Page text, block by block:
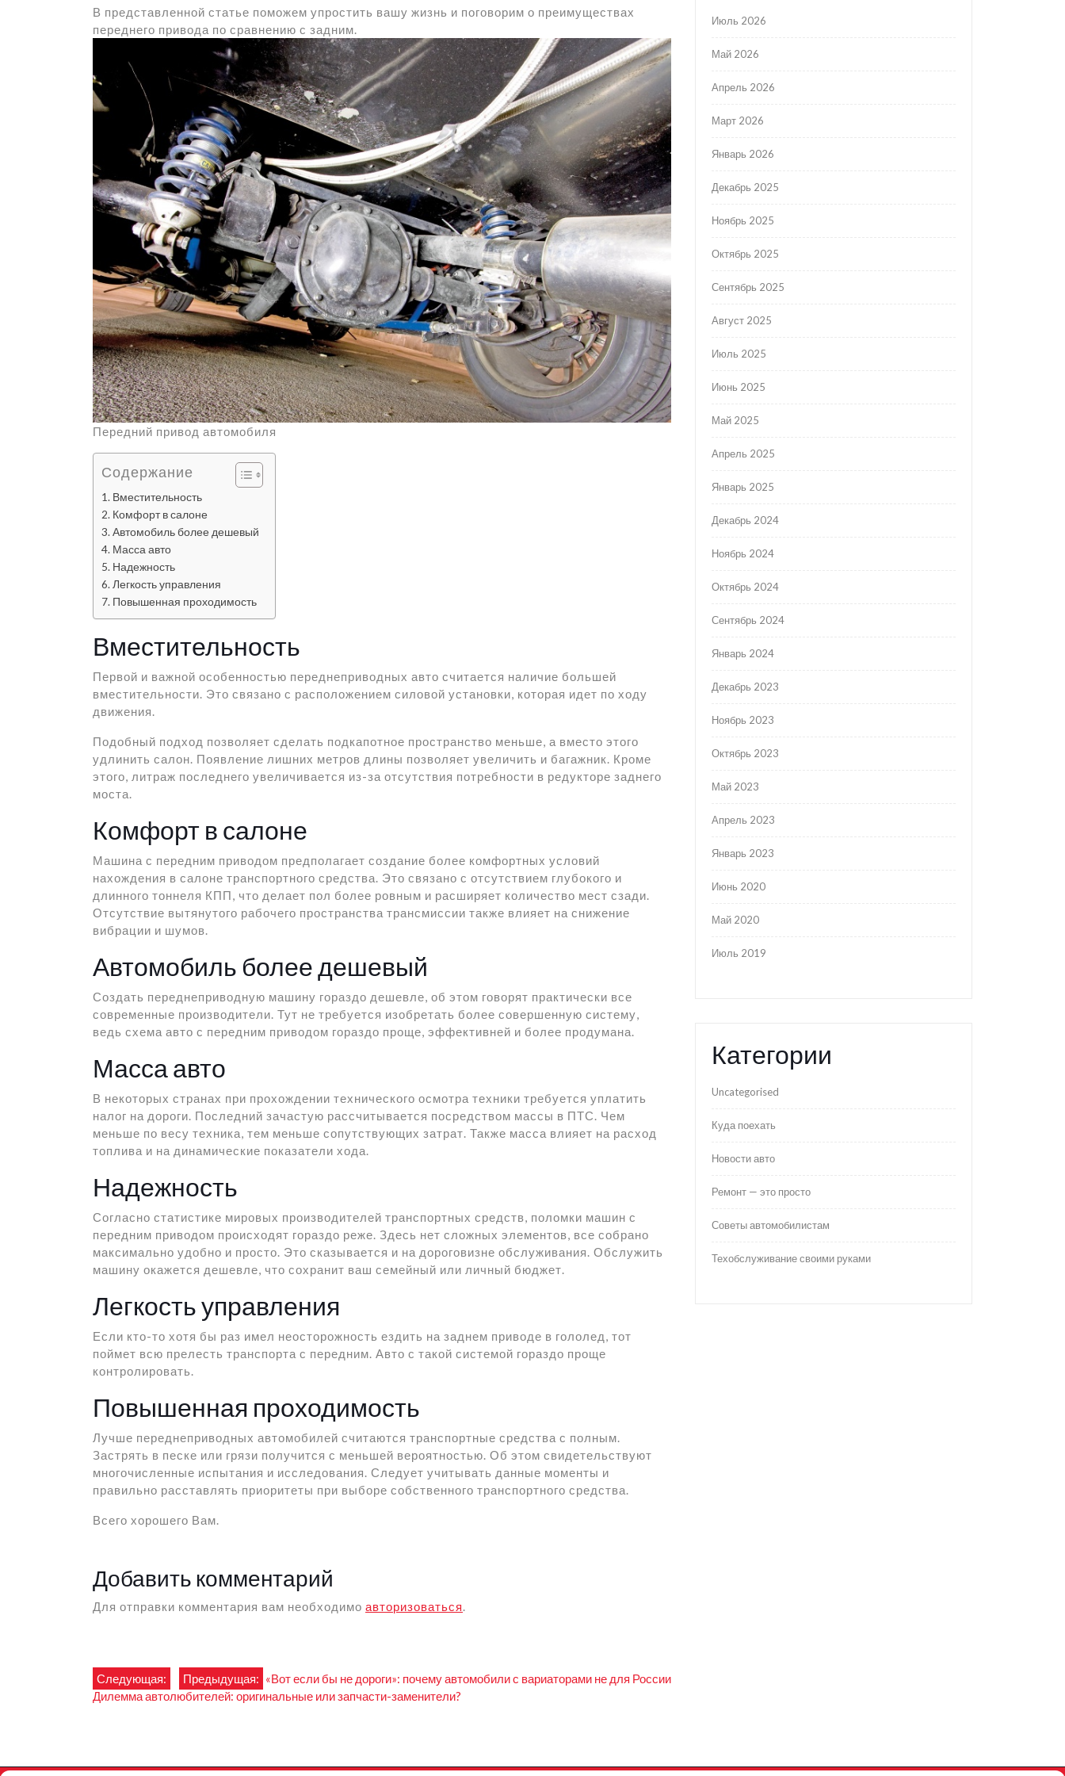
В представленной статье поможем упростить вашу жизнь и поговорим о преимуществах
переднего привода по сравнению с задним.
Передний привод автомобиля
Содержание
Вместительность
Комфорт в салоне
Автомобиль более дешевый
Масса авто
Надежность
Легкость управления
Повышенная проходимость
Вместительность
Первой и важной особенностью переднеприводных авто считается наличие большей
вместительности. Это связано с расположением силовой установки, которая идет по ходу
движения.
Подобный подход позволяет сделать подкапотное пространство меньше, а вместо этого
удлинить салон. Появление лишних метров длины позволяет увеличить и багажник. Кроме
этого, литраж последнего увеличивается из-за отсутствия потребности в редукторе заднего
моста.
Комфорт в салоне
Машина с передним приводом предполагает создание более комфортных условий
нахождения в салоне транспортного средства. Это связано с отсутствием глубокого и
длинного тоннеля КПП, что делает пол более ровным и расширяет количество мест сзади.
Отсутствие вытянутого рабочего пространства трансмиссии также влияет на снижение
вибрации и шумов.
Автомобиль более дешевый
Создать переднеприводную машину гораздо дешевле, об этом говорят практически все
современные производители. Тут не требуется изобретать более совершенную систему,
ведь схема авто с передним приводом гораздо проще, эффективней и более продумана.
Масса авто
В некоторых странах при прохождении технического осмотра техники требуется уплатить
налог на дороги. Последний зачастую рассчитывается посредством массы в ПТС. Чем
меньше по весу техника, тем меньше сопутствующих затрат. Также масса влияет на расход
топлива и на динамические показатели хода.
Надежность
Согласно статистике мировых производителей транспортных средств, поломки машин с
передним приводом происходят гораздо реже. Здесь нет сложных элементов, все собрано
максимально удобно и просто. Это сказывается и на дороговизне обслуживания. Обслужить
машину окажется дешевле, что сохранит ваш семейный или личный бюджет.
Легкость управления
Если кто-то хотя бы раз имел неосторожность ездить на заднем приводе в гололед, тот
поймет всю прелесть транспорта с передним. Авто с такой системой гораздо проще
контролировать.
Повышенная проходимость
Лучше переднеприводных автомобилей считаются транспортные средства с полным.
Застрять в песке или грязи получится с меньшей вероятностью. Об этом свидетельствуют
многочисленные испытания и исследования. Следует учитывать данные моменты и
правильно расставлять приоритеты при выборе собственного транспортного средства.
Всего хорошего Вам.
Добавить комментарий
Для отправки комментария вам необходимо авторизоваться.
Навигация
по
Предыдущая: «Вот если бы не дороги»: почему автомобили с вариаторами не для России
Следующая:
Дилемма автолюбителей: оригинальные или запчасти-заменители?
Июль 2026
Май 2026
Апрель 2026
Март 2026
Январь 2026
Декабрь 2025
Ноябрь 2025
Октябрь 2025
Сентябрь 2025
Август 2025
Июль 2025
Июнь 2025
Май 2025
Апрель 2025
Январь 2025
Декабрь 2024
Ноябрь 2024
Октябрь 2024
Сентябрь 2024
Январь 2024
Декабрь 2023
Ноябрь 2023
Октябрь 2023
Май 2023
Апрель 2023
Январь 2023
Июнь 2020
Май 2020
Июль 2019
Категории
Uncategorised
Куда поехать
Новости авто
Ремонт — это просто
Советы автомобилистам
Техобслуживание своими руками